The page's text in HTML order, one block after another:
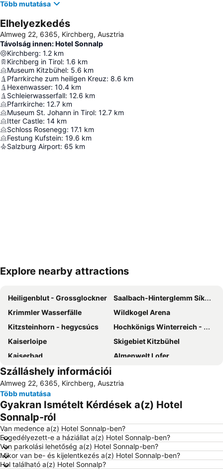
Több mutatása
Elhelyezkedés
Almweg 22, 6365, Kirchberg, Ausztria
Távolság innen: Hotel Sonnalp
Kirchberg: 1.2 km
Kirchberg in Tirol: 1.6 km
Museum Kitzbühel: 5.6 km
Pfarrkirche zum heiligen Kreuz: 8.6 km
Hexenwasser: 10.4 km
Schleierwasserfall: 12.6 km
Pfarrkirche: 12.7 km
Museum St. Johann in Tirol: 12.7 km
Itter Castle: 14 km
Schloss Rosenegg: 17.1 km
Festung Kufstein: 19.6 km
Salzburg Airport: 65 km
Nagy méretű térkép
Explore nearby attractions
Heiligenblut - Grossglockner
Saalbach-Hinterglemm Síközpont
Krimmler Wasserfälle
Wildkogel Arena
Kitzsteinhorn - hegycsúcs
Hochkönigs Winterreich - Mühlbach Dienten Maria Alm
Kaiserloipe
Skigebiet Kitzbühel
Kaiserbad
Almenwelt Lofer
Achensee
Sigmund-Thun-Klamm
Weißsee Gletscherwelt
Festung Kufstein
Bahnhof Zell am See
Bikepark
Freizeitzentrum
Bahnhof Mayrhofen im Zillertal
Erlebnisschwimmbad Schwaz
New Palace and Park Herrenchiemsee
Rosenheimer Herbstfest
Szálláshely információi
Almweg 22, 6365, Kirchberg, Ausztria
Több mutatása
Gyakran Ismételt Kérdések a(z) Hotel
Sonnalp-ról
Van medence a(z) Hotel Sonnalp-ben?
Engedélyezett-e a háziállat a(z) Hotel Sonnalp-ben?
Van parkolási lehetőség a(z) Hotel Sonnalp-ben?
Mikor van be- és kijelentkezés a(z) Hotel Sonnalp-ben?
Hol található a(z) Hotel Sonnalp?